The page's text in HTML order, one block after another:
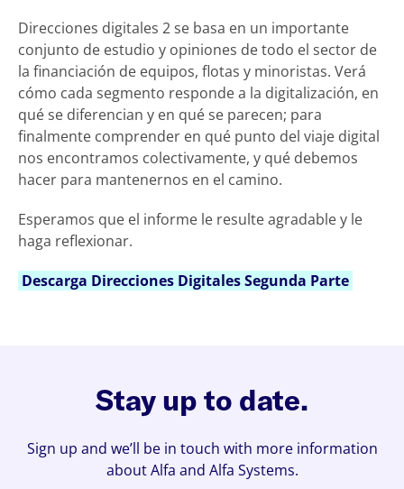
Direcciones digitales 2 se basa en un importante
conjunto de estudio y opiniones de todo el sector de
la financiación de equipos, flotas y minoristas. Verá
cómo cada segmento responde a la digitalización, en
qué se diferencian y en qué se parecen; para
finalmente comprender en qué punto del viaje digital
nos encontramos colectivamente, y qué debemos
hacer para mantenernos en el camino.
Esperamos que el informe le resulte agradable y le
haga reflexionar.
Descarga Direcciones Digitales Segunda Parte
Stay up to date.
Sign up and we’ll be in touch with more information
about Alfa and Alfa Systems.